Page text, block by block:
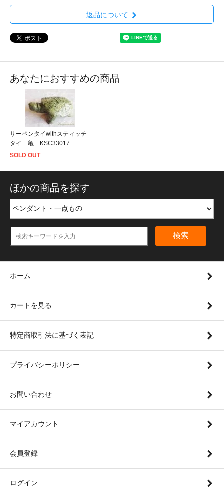
返品について
あなたにおすすめの商品
サーペンタイwithスティッチ
タイ 亀 KSC33017
SOLD OUT
ほかの商品を探す
検索
ホーム
カートを見る
特定商取引法に基づく表記
プライバシーポリシー
お問い合わせ
マイアカウント
会員登録
ログイン